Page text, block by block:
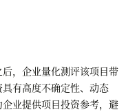
企业量化测评该项目带
有高度不确定性、动态
业提供项目投资参考，避